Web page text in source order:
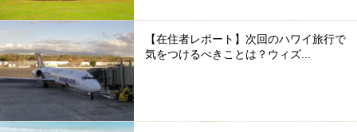
【在住者レポート】次回のハワイ旅行で
気をつけるべきことは？ウィズ...